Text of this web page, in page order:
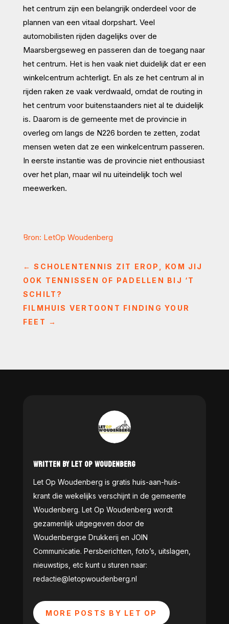
het centrum zijn een belangrijk onderdeel voor de
plannen van een vitaal dorpshart. Veel
automobilisten rijden dagelijks over de
Maarsbergseweg en passeren dan de toegang naar
het centrum. Het is hen vaak niet duidelijk dat er een
winkelcentrum achterligt. En als ze het centrum al in
rijden raken ze vaak verdwaald, omdat de routing in
het centrum voor buitenstaanders niet al te duidelijk
is. Daarom is de gemeente met de provincie in
overleg om langs de N226 borden te zetten, zodat
mensen weten dat ze een winkelcentrum passeren.
In eerste instantie was de provincie niet enthousiast
over het plan, maar wil nu uiteindelijk toch wel
meewerken.
Bron: LetOp Woudenberg
←SCHOLENTENNIS ZIT EROP, KOM JIJ
OOK TENNISSEN OF PADELLEN BIJ ‘T
SCHILT?
FILMHUIS VERTOONT FINDING YOUR
FEET →
WRITTEN BY LET OP WOUDENBERG
Let Op Woudenberg is gratis huis-aan-huis-
krant die wekelijks verschijnt in de gemeente
Woudenberg. Let Op Woudenberg wordt
gezamenlijk uitgegeven door de
Woudenbergse Drukkerij en JOIN
Communicatie. Persberichten, foto’s, uitslagen,
nieuwstips, etc kunt u sturen naar:
redactie@letopwoudenberg.nl
MORE POSTS BY LET OP